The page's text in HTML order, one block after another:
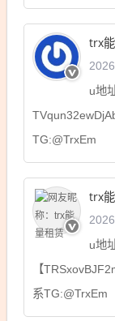
trx
u地
TG:@TrxEm
trx
u地
【
系TG:@TrxEm